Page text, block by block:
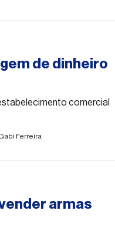
de dinheiro
comercial
Ferreira
armas